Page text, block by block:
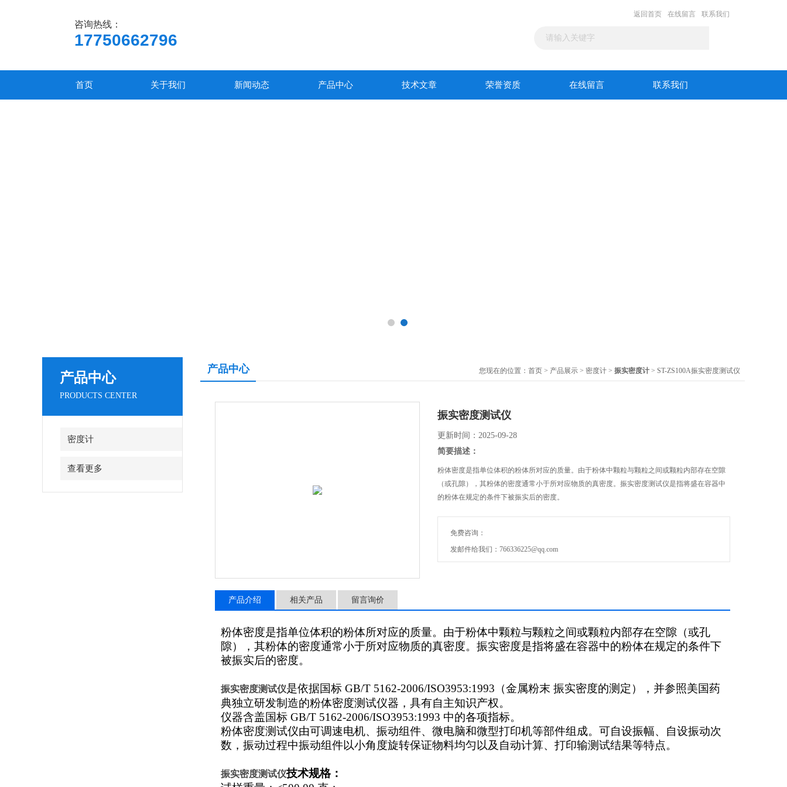
咨询热线：
17750662796
返回首页 在线留言 联系我们
首页 关于我们 新闻动态 产品中心 技术文章 荣誉资质 在线留言 联系我们
产品中心
PRODUCTS CENTER
密度计
查看更多
产品中心 您现在的位置： 首页 > 产品展示 > 密度计 > 振实密度计 > ST-ZS100A振实密度测试仪
振实密度测试仪
更新时间：2025-09-28
简要描述：
粉体密度是指单位体积的粉体所对应的质量。由于粉体中颗粒与颗粒之间或颗粒内部存在空隙
（或孔隙），其粉体的密度通常小于所对应物质的真密度。振实密度测试仪是指将盛在容器中
的粉体在规定的条件下被振实后的密度。
免费咨询：
发邮件给我们：766336225@qq.com
产品介绍 相关产品 留言询价
粉体密度是指单位体积的粉体所对应的质量。由于粉体中颗粒与颗粒之间或颗粒内部存在空隙（或孔
隙），其粉体的密度通常小于所对应物质的真密度。振实密度是指将盛在容器中的粉体在规定的条件下
被振实后的密度。
振实密度测试仪是依据国标 GB/T 5162-2006/ISO3953:1993（金属粉末 振实密度的测定），并参照美国药
典独立研发制造的粉体密度测试仪器，具有自主知识产权。
仪器含盖国标 GB/T 5162-2006/ISO3953:1993 中的各项指标。
粉体密度测试仪由可调速电机、振动组件、微电脑和微型打印机等部件组成。可自设振幅、自设振动次
数，振动过程中振动组件以小角度旋转保证物料均匀以及自动计算、打印输测试结果等特点。
振实密度测试仪技术规格：